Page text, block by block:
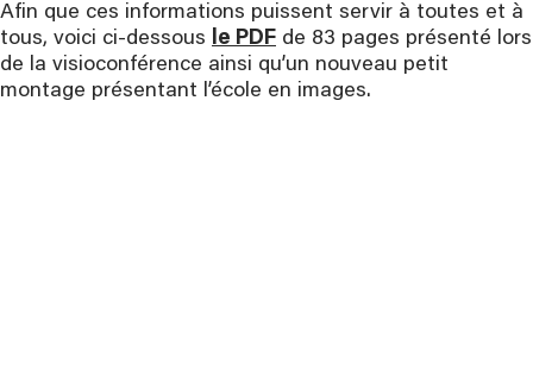
Afin que ces informations puissent servir à toutes et à
tous, voici ci-dessous le PDF de 83 pages présenté lors
de la visioconférence ainsi qu’un nouveau petit
montage présentant l’école en images.